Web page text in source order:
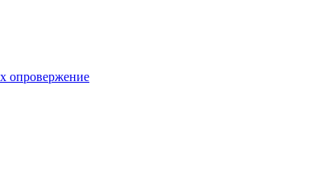
опровержение